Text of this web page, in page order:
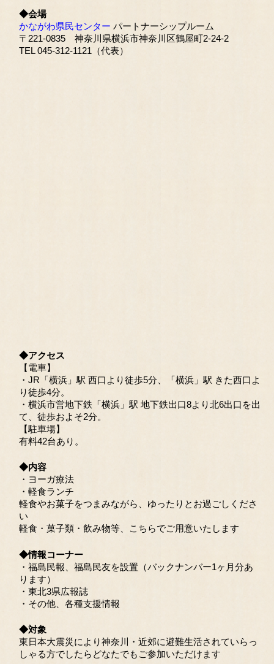
◆会場
かながわ県民センター パートナーシップルーム
〒221-0835 神奈川県横浜市神奈川区鶴屋町2-24-2
TEL 045-312-1121（代表）
◆アクセス
【電車】
・JR「横浜」駅 西口より徒歩5分、「横浜」駅 きた西口よ
り徒歩4分。
・横浜市営地下鉄「横浜」駅 地下鉄出口8より北6出口を出
て、徒歩およそ2分。
【駐車場】
有料42台あり。
◆内容
・ヨーガ療法
・軽食ランチ
軽食やお菓子をつまみながら、ゆったりとお過ごしくださ
い
軽食・菓子類・飲み物等、こちらでご用意いたします
◆情報コーナー
・福島民報、福島民友を設置（バックナンバー1ヶ月分あ
ります）
・東北3県広報誌
・その他、各種支援情報
◆対象
東日本大震災により神奈川・近郊に避難生活されていらっ
しゃる方でしたらどなたでもご参加いただけます